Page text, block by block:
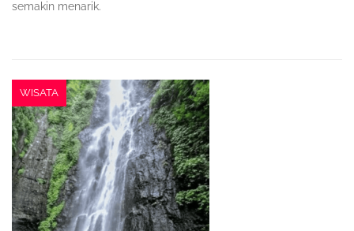
semakin menarik.
WISATA